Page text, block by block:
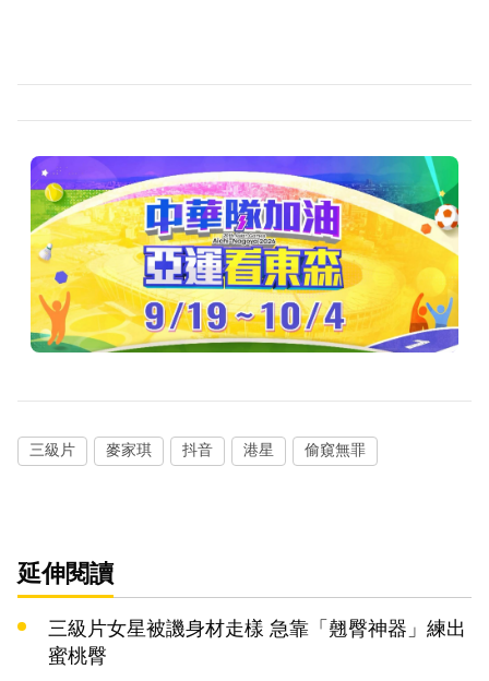
三級片 麥家琪 抖音 港星 偷窺無罪
延伸閱讀
三級片女星被譏身材走樣 急靠「翹臀神器」練出
蜜桃臀